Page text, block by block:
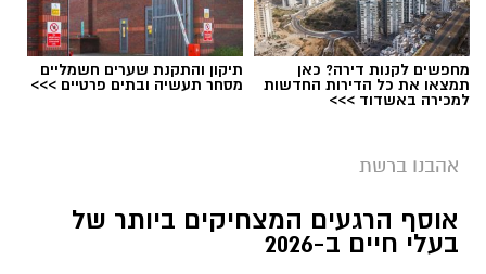
מחפשים לקנות דירה? כאן
תמצאו את כל הדירות החדשות
למכירה באשדוד >>>
תיקון והתקנת שערים חשמליים
מסחר תעשיה ובתים פרטיים >>>
אהבנו ברשת
אוסף הרגעים המצחיקים ביותר של
בעלי חיים ב-2026